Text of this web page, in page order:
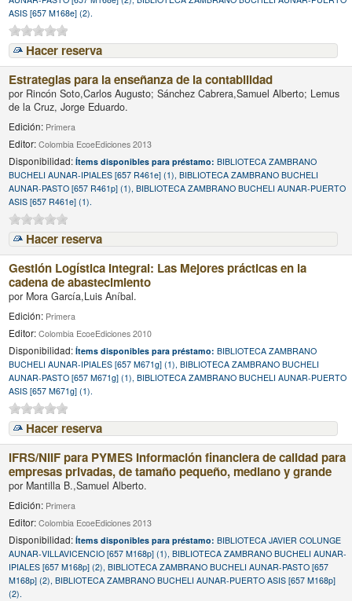
ASIS [657 M168e] (2).
Hacer reserva
Estrategias para la enseñanza de la contabilidad
por Rincón Soto,Carlos Augusto; Sánchez Cabrera,Samuel Alberto; Lemus
de la Cruz, Jorge Eduardo.
Edición: Primera
Editor:Colombia EcoeEdiciones 2013
Disponibilidad:Ítems disponibles para préstamo:BIBLIOTECA ZAMBRANO
BUCHELI AUNAR-IPIALES [657 R461e] (1), BIBLIOTECA ZAMBRANO BUCHELI
AUNAR-PASTO [657 R461p] (1), BIBLIOTECA ZAMBRANO BUCHELI AUNAR-PUERTO
ASIS [657 R461e] (1).
Hacer reserva
Gestión Logística Integral: Las Mejores prácticas en la
cadena de abastecimiento
por Mora García,Luis Aníbal.
Edición: Primera
Editor:Colombia EcoeEdiciones 2010
Disponibilidad:Ítems disponibles para préstamo:BIBLIOTECA ZAMBRANO
BUCHELI AUNAR-IPIALES [657 M671g] (1), BIBLIOTECA ZAMBRANO BUCHELI
AUNAR-PASTO [657 M671g] (1), BIBLIOTECA ZAMBRANO BUCHELI AUNAR-PUERTO
ASIS [657 M671g] (1).
Hacer reserva
IFRS/NIIF para PYMES Información financiera de calidad para
empresas privadas, de tamaño pequeño, mediano y grande
por Mantilla B.,Samuel Alberto.
Edición: Primera
Editor:Colombia EcoeEdiciones 2013
Disponibilidad:Ítems disponibles para préstamo:BIBLIOTECA JAVIER COLUNGE
AUNAR-VILLAVICENCIO [657 M168p] (1), BIBLIOTECA ZAMBRANO BUCHELI AUNAR-
IPIALES [657 M168p] (2), BIBLIOTECA ZAMBRANO BUCHELI AUNAR-PASTO [657
M168p] (2), BIBLIOTECA ZAMBRANO BUCHELI AUNAR-PUERTO ASIS [657 M168p]
(2).